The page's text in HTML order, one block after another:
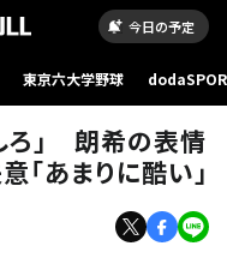
今日の予定
東京六大学野球
トライネン【写真：黒澤崇 】
ろ」 朗希の表情
あまりに酷い」